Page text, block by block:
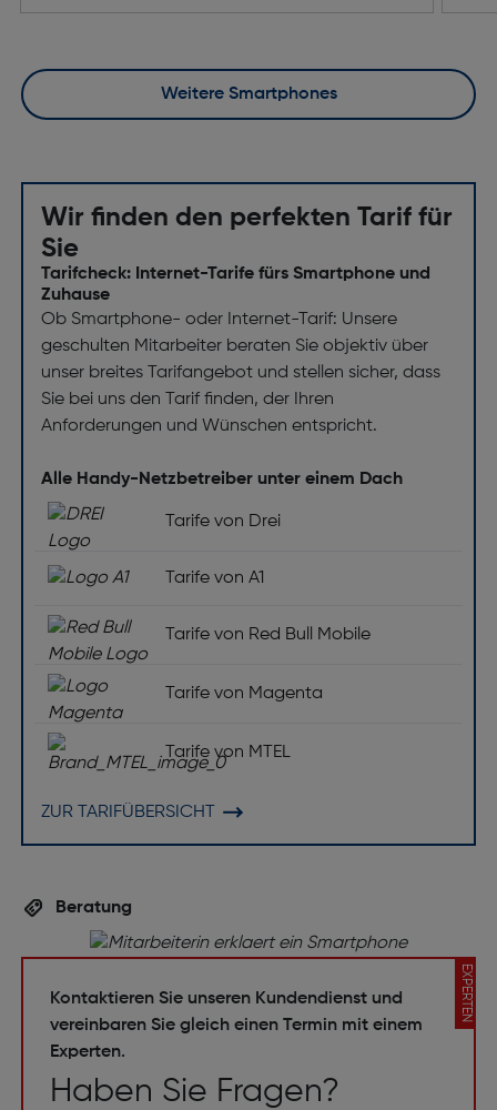
Weitere Smartphones
Wir finden den perfekten Tarif für
Sie
Tarifcheck: Internet-Tarife fürs Smartphone und
Zuhause
Ob Smartphone- oder Internet-Tarif: Unsere
geschulten Mitarbeiter beraten Sie objektiv über
unser breites Tarifangebot und stellen sicher, dass
Sie bei uns den Tarif finden, der Ihren
Anforderungen und Wünschen entspricht.
Alle Handy-Netzbetreiber unter einem Dach
Tarife von Drei
Tarife von A1
Tarife von Red Bull Mobile
Tarife von Magenta
Tarife von MTEL
ZUR TARIFÜBERSICHT
Beratung
EXPERTEN
Kontaktieren Sie unseren Kundendienst und
vereinbaren Sie gleich einen Termin mit einem
Experten.
Haben Sie Fragen?